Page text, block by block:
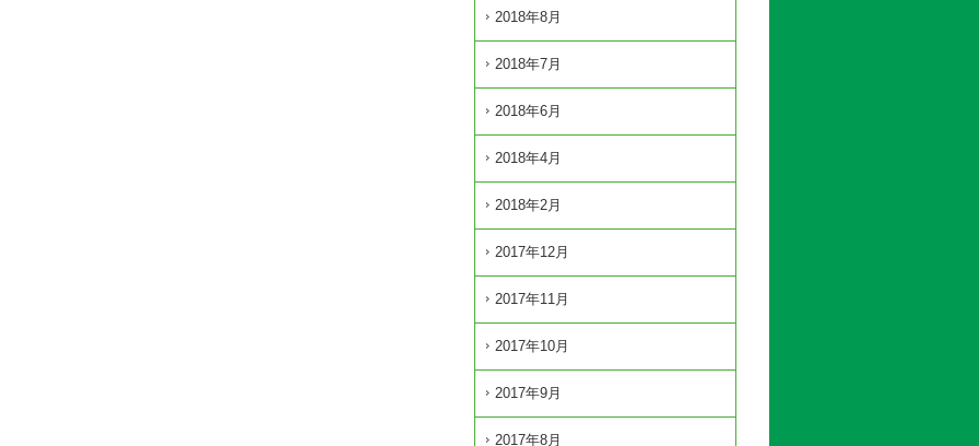
2018年8月
2018年7月
2018年6月
2018年4月
2018年2月
2017年12月
2017年11月
2017年10月
2017年9月
2017年8月